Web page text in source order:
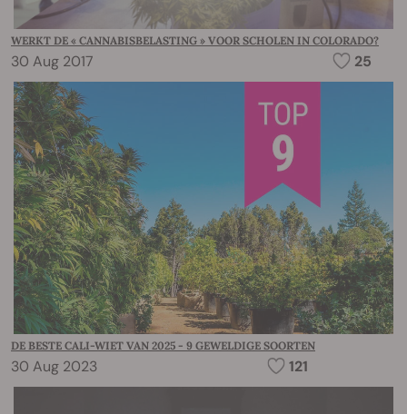
WERKT DE « CANNABISBELASTING » VOOR SCHOLEN IN COLORADO?
30 Aug 2017 25
DE BESTE CALI-WIET VAN 2025 - 9 GEWELDIGE SOORTEN
30 Aug 2023 121